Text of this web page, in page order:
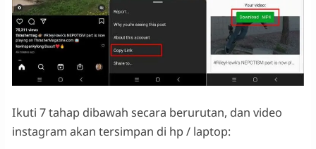
Ikuti 7 tahap dibawah secara berurutan, dan video
instagram akan tersimpan di hp / laptop: